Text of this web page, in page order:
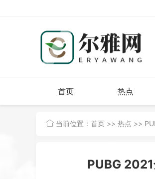
首页 热点
当前位置： 首页 >> 热点 >>
PUBG